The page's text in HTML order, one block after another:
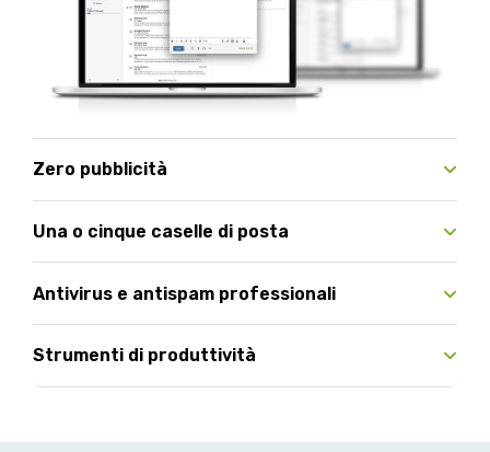
Zero pubblicità
Una o cinque caselle di posta
Antivirus e antispam professionali
Strumenti di produttività